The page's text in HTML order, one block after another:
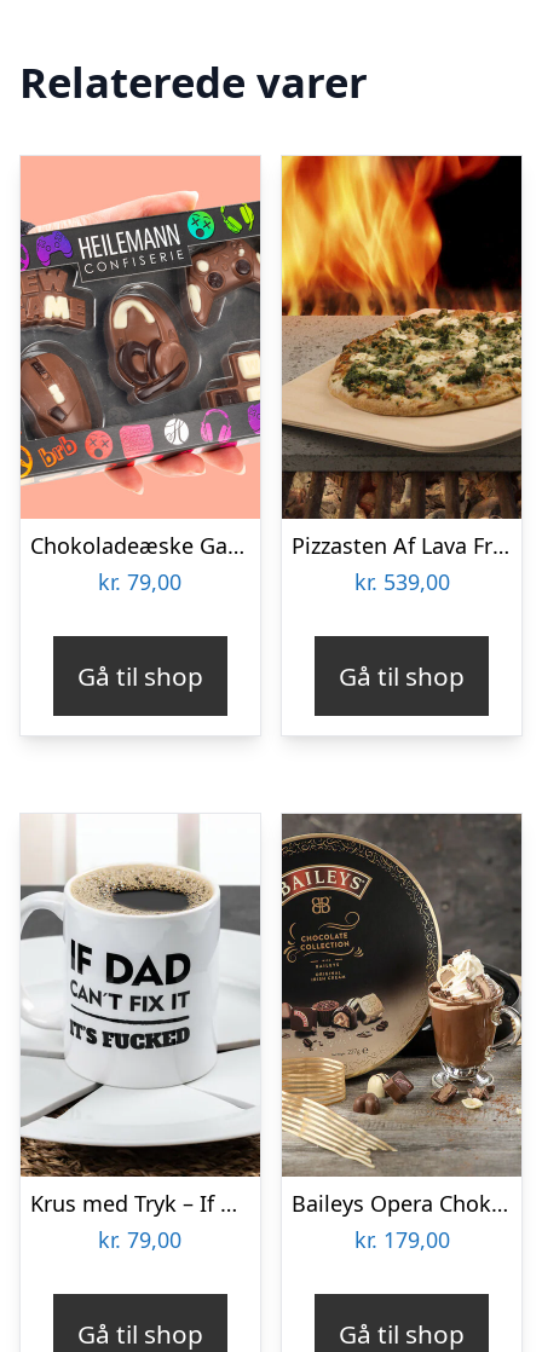
Relaterede varer
Chokoladeæske Gaming
kr. 79,00
Gå til shop
Pizzasten Af Lava Fra Etna
kr. 539,00
Gå til shop
Krus med Tryk – If Dad Can’t Fix It
kr. 79,00
Gå til shop
Baileys Opera Chokoladeæske
kr. 179,00
Gå til shop